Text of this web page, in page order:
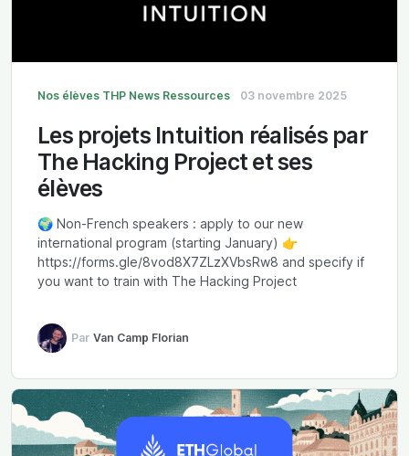
Nos élèves THP News Ressources 03 novembre 2025
Les projets Intuition réalisés par
The Hacking Project et ses
élèves
🌍 Non-French speakers : apply to our new
international program (starting January) 👉
https://forms.gle/8vod8X7ZLzXVbsRw8 and specify if
you want to train with The Hacking Project
Par Van Camp Florian